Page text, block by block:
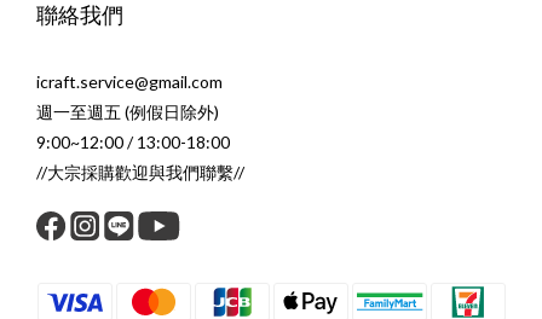
聯絡我們
icraft.service@gmail.com
週一至週五 (例假日除外)
9:00~12:00 / 13:00-18:00
//大宗採購歡迎與我們聯繫//